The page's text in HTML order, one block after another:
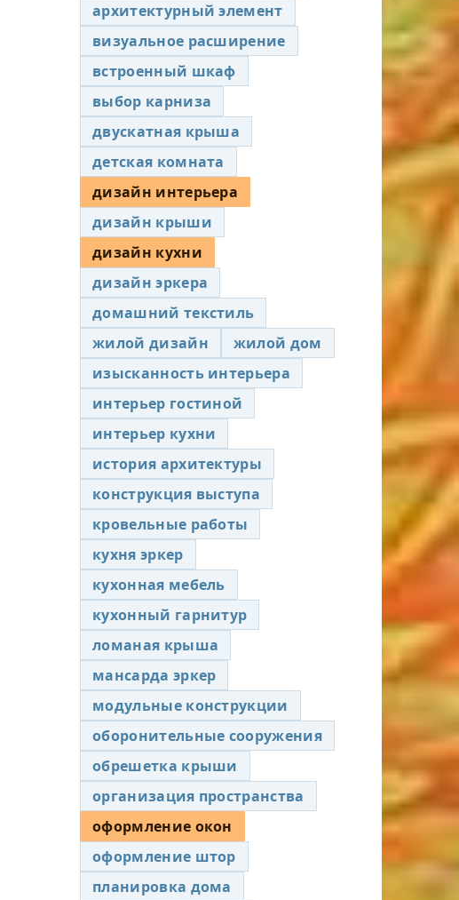
архитектурный элемент
визуальное расширение
встроенный шкаф
выбор карниза
двускатная крыша
детская комната
дизайн интерьера
дизайн крыши
дизайн кухни
дизайн эркера
домашний текстиль
жилой дизайн
жилой дом
изысканность интерьера
интерьер гостиной
интерьер кухни
история архитектуры
конструкция выступа
кровельные работы
кухня эркер
кухонная мебель
кухонный гарнитур
ломаная крыша
мансарда эркер
модульные конструкции
оборонительные сооружения
обрешетка крыши
организация пространства
оформление окон
оформление штор
планировка дома